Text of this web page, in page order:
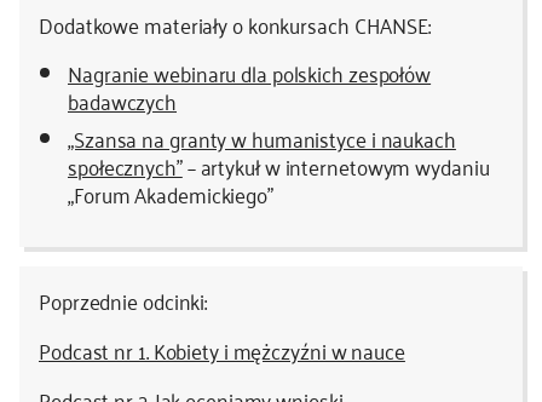
Dodatkowe materiały o konkursach CHANSE:
Nagranie webinaru dla polskich zespołów
badawczych
„Szansa na granty w humanistyce i naukach
społecznych”– artykuł w internetowym wydaniu
„Forum Akademickiego”
Poprzednie odcinki:
Podcast nr 1. Kobiety i mężczyźni w nauce